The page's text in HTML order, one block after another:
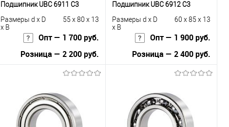
Подшипник UBC 6911 C3
Размеры d x D
x B
55 x 80 x 13
Опт — 1 700 руб.
Розница — 2 200 руб.
Купить в 1
К
сравнению
Подшипник UBC 6912 C3
Размеры d x D
x B
60 x 85 x 13
Опт — 1 900 руб.
Розница — 2 400 руб.
Купить в 1
К
сравнению